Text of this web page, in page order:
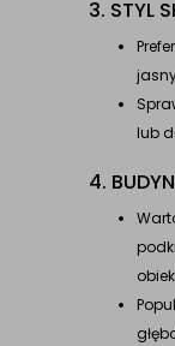
3. STYL
lub
4.